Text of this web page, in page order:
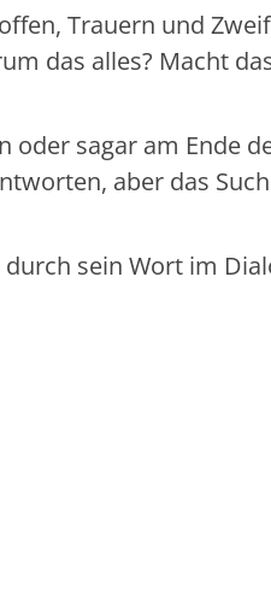
Trauern und
das alles? Macht
oder sagar am Ende
aber das
sein Wort im